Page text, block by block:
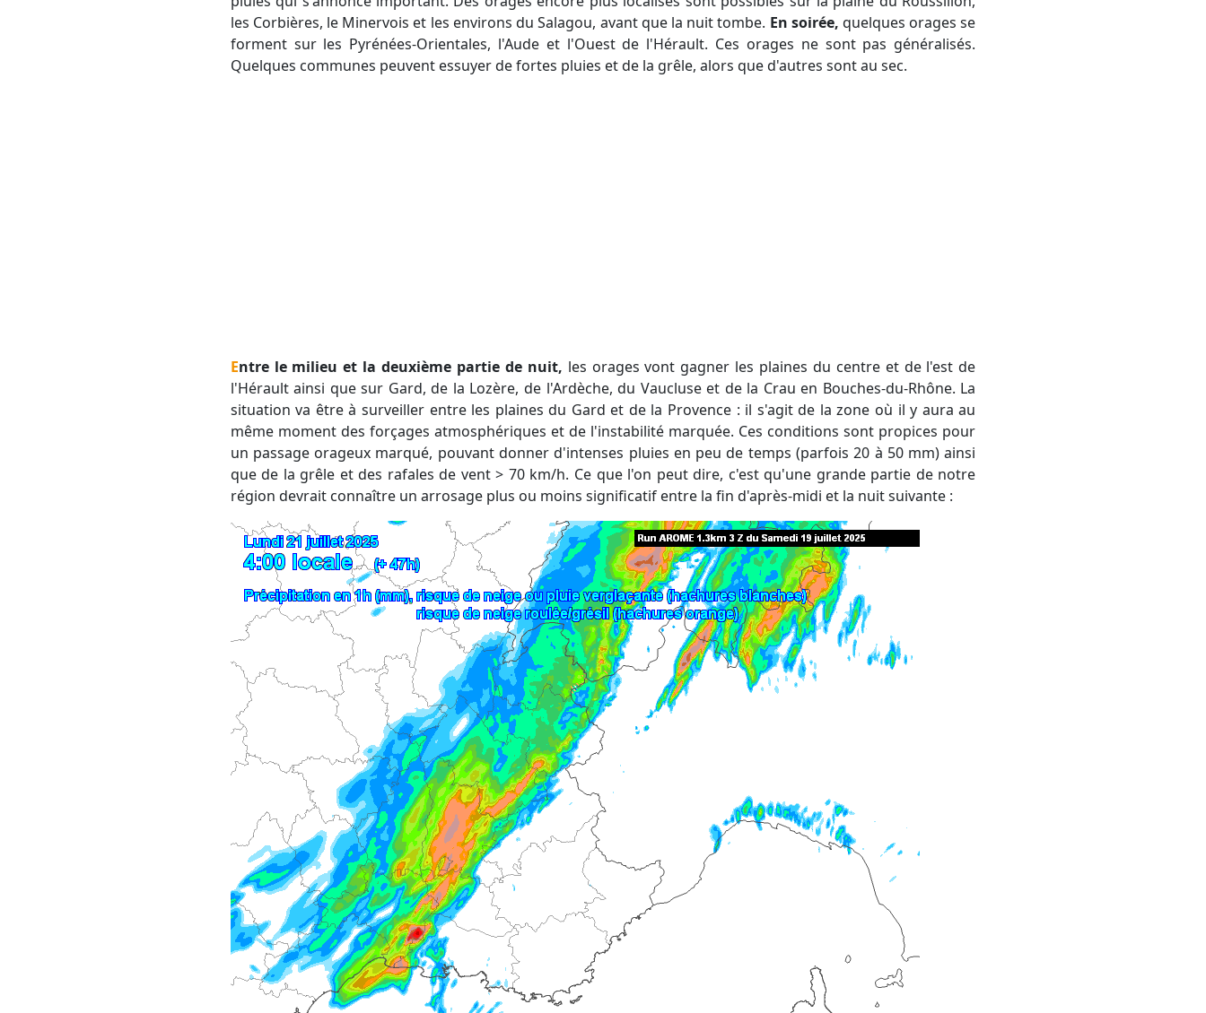
les Corbières, le Minervois et les environs du Salagou, avant que la nuit tombe. En soirée, quelques orages se
forment sur les Pyrénées-Orientales, l'Aude et l'Ouest de l'Hérault. Ces orages ne sont pas généralisés.
Quelques communes peuvent essuyer de fortes pluies et de la grêle, alors que d'autres sont au sec.
Entre le milieu et la deuxième partie de nuit, les orages vont gagner les plaines du centre et de l'est de
l'Hérault ainsi que sur Gard, de la Lozère, de l'Ardèche, du Vaucluse et de la Crau en Bouches-du-Rhône. La
situation va être à surveiller entre les plaines du Gard et de la Provence : il s'agit de la zone où il y aura au
même moment des forçages atmosphériques et de l'instabilité marquée. Ces conditions sont propices pour
un passage orageux marqué, pouvant donner d'intenses pluies en peu de temps (parfois 20 à 50 mm) ainsi
que de la grêle et des rafales de vent > 70 km/h. Ce que l'on peut dire, c'est qu'une grande partie de notre
région devrait connaître un arrosage plus ou moins significatif entre la fin d'après-midi et la nuit suivante :